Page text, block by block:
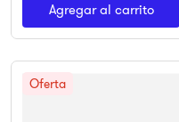
Agregar al carrito